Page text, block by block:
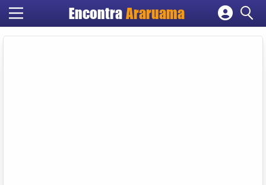
EncontraAraruama
Cadastrar empresa